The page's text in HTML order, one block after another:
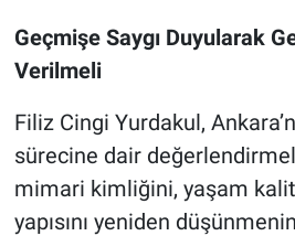
Geçmişe Saygı Duyularak
Verilmeli
Filiz Cingi Yurdakul,
sürecine dair
mimari kimliğini, yaşam
yapısını yeniden